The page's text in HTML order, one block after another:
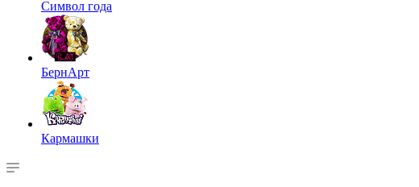
Символ года
БернАрт
Кармашки